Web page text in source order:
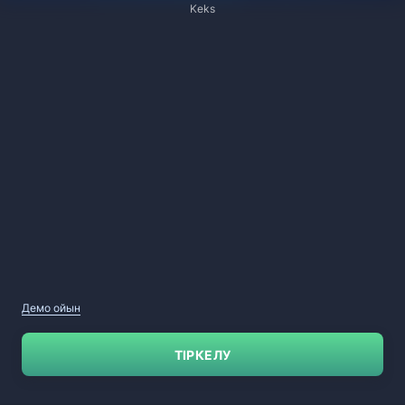
Keks
Демо ойын
ТІРКЕЛУ